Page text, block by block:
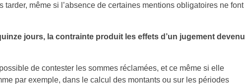
tarder, même si l’absence de certaines mentions obligatoires ne font
jours, la contrainte produit les effets d’un jugement devenu
de contester les sommes réclamées, et ce même si elle
par exemple, dans le calcul des montants ou sur les périodes